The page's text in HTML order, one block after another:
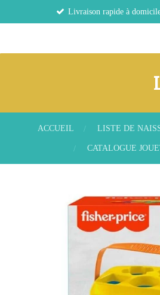
Livraison rapide à
ACCUEIL LISTE DE
CATALOGUE